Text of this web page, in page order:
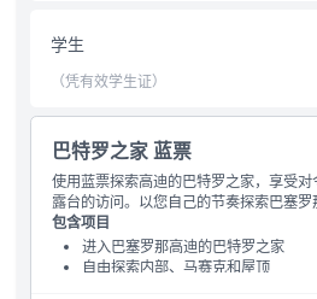
取消政策
学生
（凭有效学生证）
巴特罗之家 蓝票
使用蓝票探索高迪的巴特罗之家，享受
露台的访问。以您自己的节奏探索巴塞罗
包含项目
进入巴塞罗那高迪的巴特罗之家
自由探索内部、马赛克和屋顶